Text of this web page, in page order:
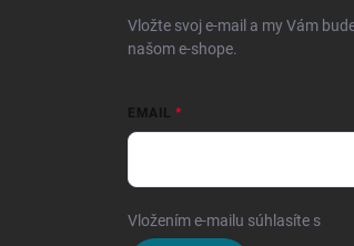
Vložte svoj e-mail a my Vám
našom e-shope.
EMAIL
Vložením e-mailu súhlasíte s